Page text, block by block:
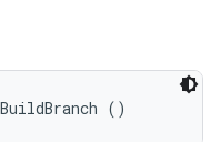
()